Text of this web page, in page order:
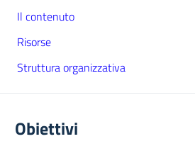
Il contenuto
Risorse
Struttura organizzativa
Obiettivi